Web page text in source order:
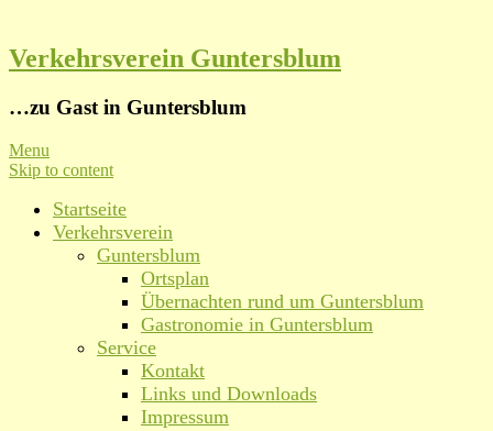
Verkehrsverein Guntersblum
…zu Gast in Guntersblum
Menu
Skip to content
Startseite
Verkehrsverein
Guntersblum
Ortsplan
Übernachten rund um Guntersblum
Gastronomie in Guntersblum
Service
Kontakt
Links und Downloads
Impressum